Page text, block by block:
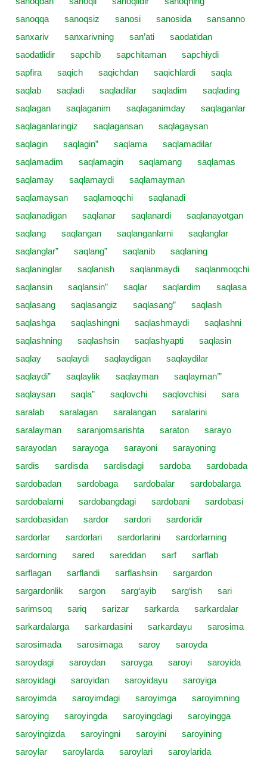
sanoqqa
sanoqsiz sanosi sanosida
sansanno
sanxariv
sanxarivning san’ati
saodatidan
saodatlidir
sapchib sapchitaman
sapchiydi
sapfira
saqich saqichdan saqichlardi
saqla
saqlab
saqladi saqladilar saqladim
saqlading
saqlagan
saqlaganim saqlaganimday
saqlaganlar
saqlaganlaringiz
saqlagansan
saqlagaysan
saqlagin
saqlagin” saqlama
saqlamadilar
saqlamadim
saqlamagin saqlamang
saqlamas
saqlamay
saqlamaydi
saqlamayman
saqlamaysan
saqlamoqchi
saqlanadi
saqlanadigan
saqlanar saqlanardi
saqlanayotgan
saqlang
saqlangan saqlanganlarni
saqlanglar
saqlanglar”
saqlang” saqlanib
saqlaning
saqlaninglar
saqlanish saqlanmaydi
saqlanmoqchi
saqlansin
saqlansin” saqlar saqlardim
saqlasa
saqlasang
saqlasangiz saqlasang”
saqlash
saqlashga
saqlashingni saqlashmaydi
saqlashni
saqlashning
saqlashsin saqlashyapti
saqlasin
saqlay
saqlaydi saqlaydigan
saqlaydilar
saqlaydi”
saqlaylik saqlayman
saqlayman’”
saqlaysan
saqla” saqlovchi saqlovchisi
sara
saralab
saralagan saralangan
saralarini
saralayman
saranjomsarishta saraton
sarayo
sarayodan
sarayoga sarayoni
sarayoning
sardis
sardisda sardisdagi sardoba
sardobada
sardobadan
sardobaga sardobalar
sardobalarga
sardobalarni
sardobangdagi sardobani
sardobasi
sardobasidan
sardor sardori
sardoridir
sardorlar
sardorlari sardorlarini
sardorlarning
sardorning
sared sareddan sarf
sarflab
sarflagan
sarflandi sarflashsin
sargardon
sargardonlik
sargon sarg‘ayib sarg‘ish
sari
sarimsoq
sariq sarizar sarkarda
sarkardalar
sarkardalarga
sarkardasini sarkardayu
sarosima
sarosimada
sarosimaga saroy
saroyda
saroydagi
saroydan saroyga saroyi
saroyida
saroyidagi
saroyidan saroyidayu
saroyiga
saroyimda
saroyimdagi saroyimga
saroyimning
saroying
saroyingda saroyingdagi
saroyingga
saroyingizda
saroyingni saroyini
saroyining
saroylar
saroylarda saroylari
saroylarida